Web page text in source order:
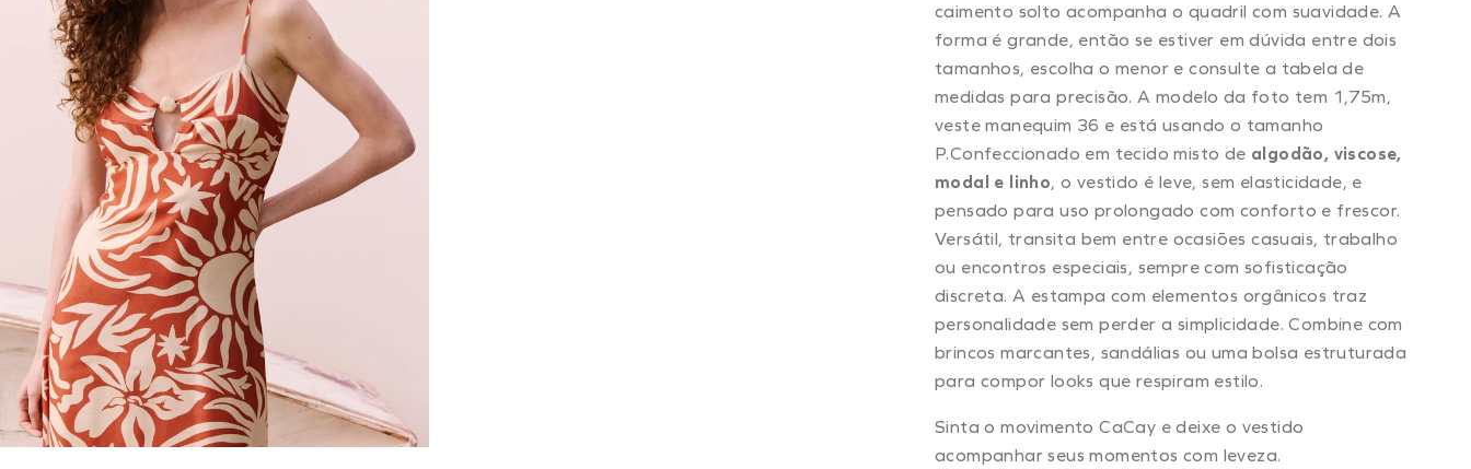
caimento solto acompanha o quadril com suavidade. A
forma é grande, então se estiver em dúvida entre dois
tamanhos, escolha o menor e consulte a tabela de
medidas para precisão. A modelo da foto tem 1,75m,
veste manequim 36 e está usando o tamanho
P.Confeccionado em tecido misto de algodão, viscose,
modal e linho, o vestido é leve, sem elasticidade, e
pensado para uso prolongado com conforto e frescor.
Versátil, transita bem entre ocasiões casuais, trabalho
ou encontros especiais, sempre com sofisticação
discreta. A estampa com elementos orgânicos traz
personalidade sem perder a simplicidade. Combine com
brincos marcantes, sandálias ou uma bolsa estruturada
para compor looks que respiram estilo.
Sinta o movimento CaCay e deixe o vestido
acompanhar seus momentos com leveza.